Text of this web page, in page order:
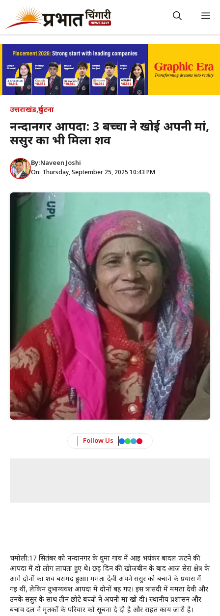
content
उत्तराखंड,दुर्घटना
नन्दानगर आपदा: 3 बच्चों ने खोई अपनी मां,
ससुर का भी मिला शव
By:Naveen Joshi
On: Thursday, September 25, 2025 10:43 PM
Follow Us
चमोली:17 सितंबर को नन्दानगर के धुर्मा गांव में आई भयंकर बादल फटने की
आपदा में दो लोग लापता हुए थे। छह दिन की खोजबीन के बाद आज सेरा क्षेत्र के
आगे दोनों का शव बरामद हुआ। ममता देवी अपने ससुर को बचाने के प्रयास में
गई थीं, लेकिन दुर्भाग्यवश आपदा में दोनों बह गए। इस त्रासदी में ममता देवी और
उनके ससुर के साथ तीन छोटे बच्चों ने अपनी मां खो दी। स्थानीय प्रशासन और
बचाव दल ने मृतकों के परिवार को सूचना दे दी है और राहत कार्य जारी है।